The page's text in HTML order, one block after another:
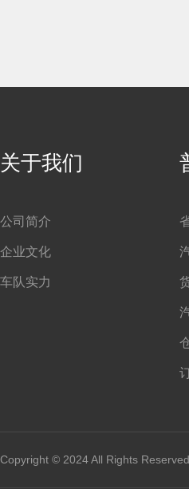
关于我们
公司简介
企业文化
车队实力
Copyright © 2024 All Rights